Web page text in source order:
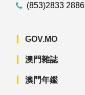
(853)2833 2886
GOV.MO
澳門雜誌
澳門年鑑